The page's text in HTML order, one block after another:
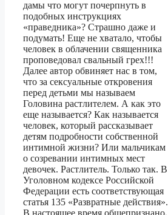
дамы что могут почерпнуть в
подобных инструкциях
«праведника»? Страшно даже и
подумать! Еще не хватало, чтобы
человек в облачении священника
проповедовал свальный грех!!!
Далее автор обвиняет нас в том,
что за сексуальные откровения
перед детьми мы называем
Головина растлителем. А как это
еще называется? Как называется
человек, который рассказывает
детям подробности собственной
интимной жизни? Или мальчикам
о созревании интимных мест
девочек. Растлитель. Только так. В
Уголовном кодексе Российской
Федерации есть соответствующая
статья 135 «Развратные действия».
В настоящее время общепризнано,